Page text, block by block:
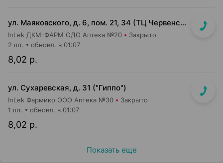
ул. Маяковского, д. 6, пом. 21, 34 (ТЦ Червенский, 1 этаж)
InLek ДКМ-ФАРМ ОДО Аптека №20 Закрыто
8,02 р.
2 шт. обновл. в 01:07
ул. Сухаревская, д. 31 ("Гиппо")
InLek Фармико ООО Аптека №30 Закрыто
8,02 р.
1 шт. обновл. в 01:07
Показать еще